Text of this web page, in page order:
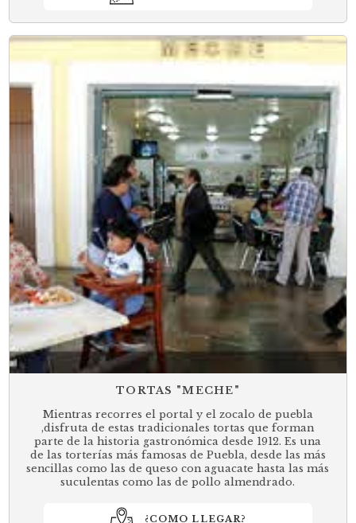
TORTAS "MECHE"
Mientras recorres el portal y el zocalo de puebla
,disfruta de estas tradicionales tortas que forman
parte de la historia gastronómica desde 1912. Es una
de las torterías más famosas de Puebla, desde las más
sencillas como las de queso con aguacate hasta las más
suculentas como las de pollo almendrado.
¿COMO LLEGAR?